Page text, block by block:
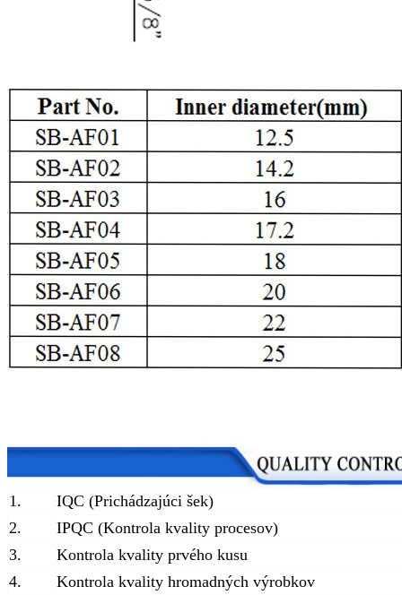
1.
IQC (Prichádzajúci šek)
2.
IPQC (Kontrola kvality procesov)
3.
Kontrola kvality prvého kusu
4.
Kontrola kvality hromadných výrobkov